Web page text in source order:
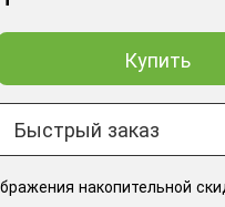
Купить
Быстрый заказ
накопительной